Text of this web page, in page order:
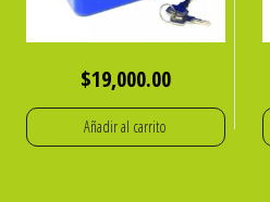
$19,000.00
Añadir al carrito